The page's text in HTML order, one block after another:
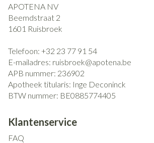
APOTENA NV
Beemdstraat 2
1601 Ruisbroek
Telefoon: +32 23 77 91 54
E-mailadres: ruisbroek@apotena.be
APB nummer: 236902
Apotheek titularis: Inge Deconinck
BTW nummer: BE0885774405
Klantenservice
FAQ